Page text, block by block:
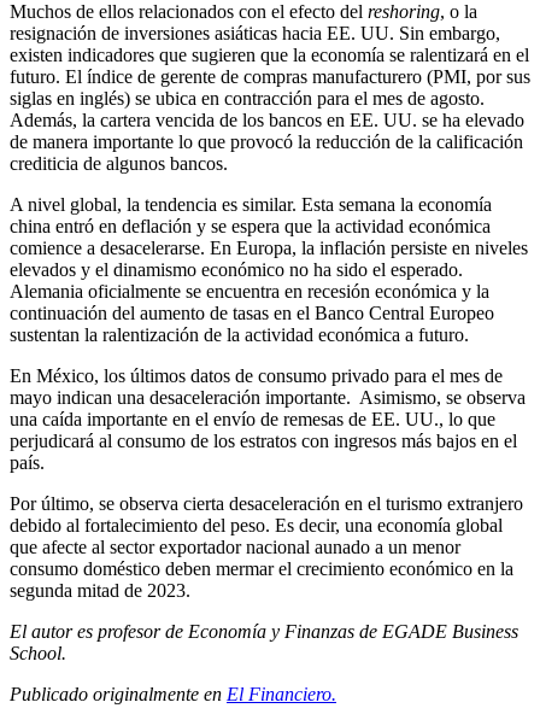
Muchos de ellos relacionados con el efecto del reshoring, o la
resignación de inversiones asiáticas hacia EE. UU. Sin embargo,
existen indicadores que sugieren que la economía se ralentizará en el
futuro. El índice de gerente de compras manufacturero (PMI, por sus
siglas en inglés) se ubica en contracción para el mes de agosto.
Además, la cartera vencida de los bancos en EE. UU. se ha elevado
de manera importante lo que provocó la reducción de la calificación
crediticia de algunos bancos.
A nivel global, la tendencia es similar. Esta semana la economía
china entró en deflación y se espera que la actividad económica
comience a desacelerarse. En Europa, la inflación persiste en niveles
elevados y el dinamismo económico no ha sido el esperado.
Alemania oficialmente se encuentra en recesión económica y la
continuación del aumento de tasas en el Banco Central Europeo
sustentan la ralentización de la actividad económica a futuro.
En México, los últimos datos de consumo privado para el mes de
mayo indican una desaceleración importante. Asimismo, se observa
una caída importante en el envío de remesas de EE. UU., lo que
perjudicará al consumo de los estratos con ingresos más bajos en el
país.
Por último, se observa cierta desaceleración en el turismo extranjero
debido al fortalecimiento del peso. Es decir, una economía global
que afecte al sector exportador nacional aunado a un menor
consumo doméstico deben mermar el crecimiento económico en la
segunda mitad de 2023.
El autor es profesor de Economía y Finanzas de EGADE Business
School.
Publicado originalmente en El Financiero.